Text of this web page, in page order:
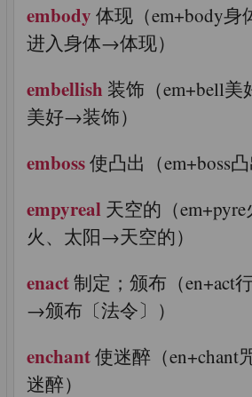
embody 体现（em+body身
进入身体→体现）
embellish 装饰（em+bell
美好→装饰）
emboss使凸出（em+boss
empyreal 天空的（
火、太阳→天空的）
enact制定；颁布（en+act
→颁布〔法令〕）
enchant使迷醉（
迷醉）